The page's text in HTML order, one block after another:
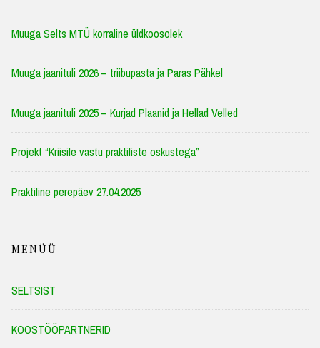
Muuga Selts MTÜ korraline üldkoosolek
Muuga jaanituli 2026 – triibupasta ja Paras Pähkel
Muuga jaanituli 2025 – Kurjad Plaanid ja Hellad Velled
Projekt “Kriisile vastu praktiliste oskustega”
Praktiline perepäev 27.04.2025
MENÜÜ
SELTSIST
KOOSTÖÖPARTNERID